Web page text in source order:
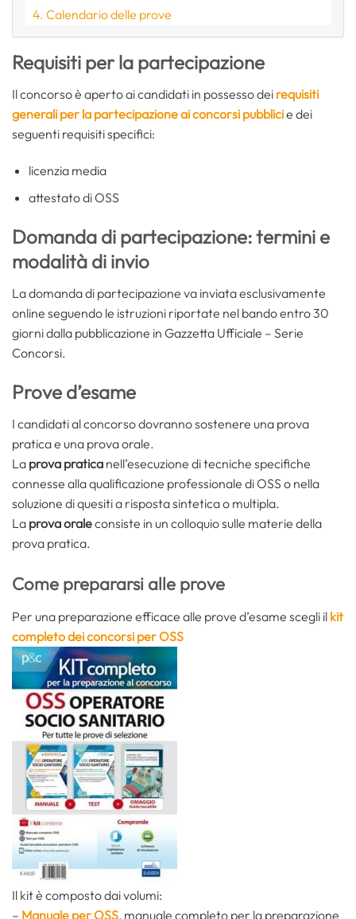
Calendario delle prove
Requisiti per la partecipazione
Il concorso è aperto ai candidati in possesso dei requisiti
generali per la partecipazione ai concorsi pubblicie dei
seguenti requisiti specifici:
licenzia media
attestato di OSS
Domanda di partecipazione: termini e
modalità di invio
La domanda di partecipazione va inviata esclusivamente
online seguendo le istruzioni riportate nel bando entro 30
giorni dalla pubblicazione in Gazzetta Ufficiale – Serie
Concorsi.
Prove d’esame
I candidati al concorso dovranno sostenere una prova
pratica e una prova orale.
La prova pratica nell’esecuzione di tecniche specifiche
connesse alla qualificazione professionale di OSS o nella
soluzione di quesiti a risposta sintetica o multipla.
La prova oraleconsiste in un colloquio sulle materie della
prova pratica.
Come prepararsi alle prove
Per una preparazione efficace alle prove d’esame scegli il kit
completo dei concorsi per OSS
Il kit è composto dai volumi:
– Manuale per OSS, manuale completo per la preparazione